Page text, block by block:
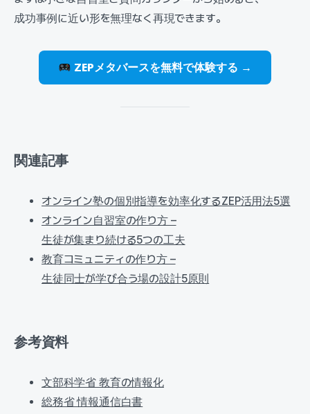
成功事例に近い形を無理なく再現できます。
ZEPメタバースを無料で体験する →
関連記事
オンライン塾の個別指導を効率化するZEP活用法5選
オンライン自習室の作り方 –
生徒が集まり続ける5つの工夫
教育コミュニティの作り方 –
生徒同士が学び合う場の設計5原則
参考資料
文部科学省 教育の情報化
総務省 情報通信白書